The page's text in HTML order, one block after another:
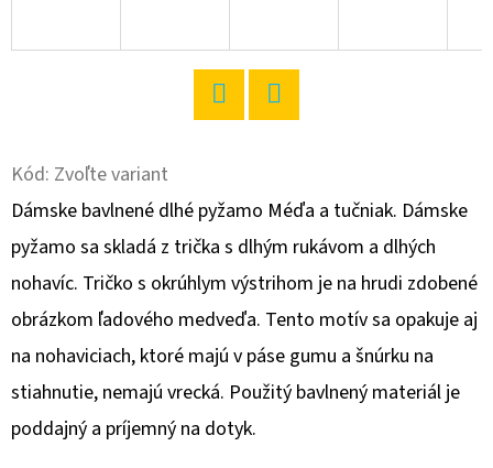
Kód: Zvoľte variant
Dámske bavlnené dlhé pyžamo Méďa a tučniak. Dámske
pyžamo sa skladá z trička s dlhým rukávom a dlhých
nohavíc. Tričko s okrúhlym výstrihom je na hrudi zdobené
obrázkom ľadového medveďa. Tento motív sa opakuje aj
na nohaviciach, ktoré majú v páse gumu a šnúrku na
stiahnutie, nemajú vrecká. Použitý bavlnený materiál je
poddajný a príjemný na dotyk.
O
A
M
E
DÁMSKE
DOMÁCE
ŠATY
S
DLHÝM
VIANOCE